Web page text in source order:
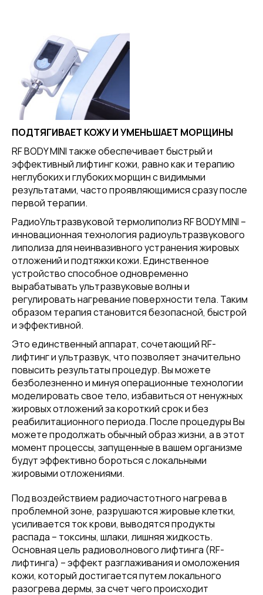
ПОДТЯГИВАЕТ КОЖУ И УМЕНЬШАЕТ МОРЩИНЫ
RF BODY MINI также обеспечивает быстрый и
эффективный лифтинг кожи, равно как и терапию
неглубоких и глубоких морщин с видимыми
результатами, часто проявляющимися сразу после
первой терапии.
РадиоУльтразвуковой термолиполиз RF BODY MINI –
инновационная технология радиоультразвукового
липолиза для неинвазивного устранения жировых
отложений и подтяжки кожи. Единственное
устройство способное одновременно
вырабатывать ультразвуковые волны и
регулировать нагревание поверхности тела. Таким
образом терапия становится безопасной, быстрой
и эффективной.
Это единственный аппарат, сочетающий RF-
лифтинг и ультразвук, что позволяет значительно
повысить результаты процедур. Вы можете
безболезненно и минуя операционные технологии
моделировать свое тело, избавиться от ненужных
жировых отложений за короткий срок и без
реабилитационного периода. После процедуры Вы
можете продолжать обычный образ жизни, а в этот
момент процессы, запущенные в вашем организме
будут эффективно бороться с локальными
жировыми отложениями.
Под воздействием радиочастотного нагрева в
проблемной зоне, разрушаются жировые клетки,
усиливается ток крови, выводятся продукты
распада – токсины, шлаки, лишняя жидкость.
Основная цель радиоволнового лифтинга (RF-
лифтинга) – эффект разглаживания и омоложения
кожи, который достигается путем локального
разогрева дермы, за счет чего происходит